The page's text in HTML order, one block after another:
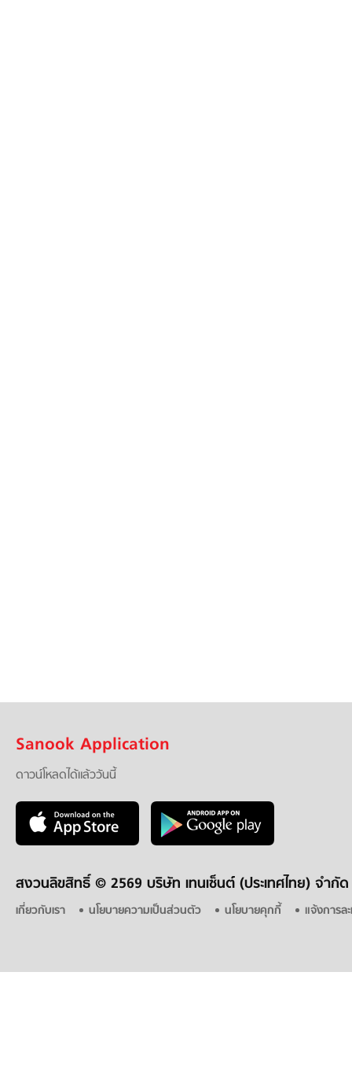
Sanook Application
ดาวน์โหลดได้แล้ววันนี้
สงวนลิขสิทธิ์ © 2569 บริษัท เทนเซ็นต์ (ประเทศไทย) จำกัด
เกี่ยวกับเรา นโยบายความเป็นส่วนตัว นโยบายคุกกี้ แจ้งการล